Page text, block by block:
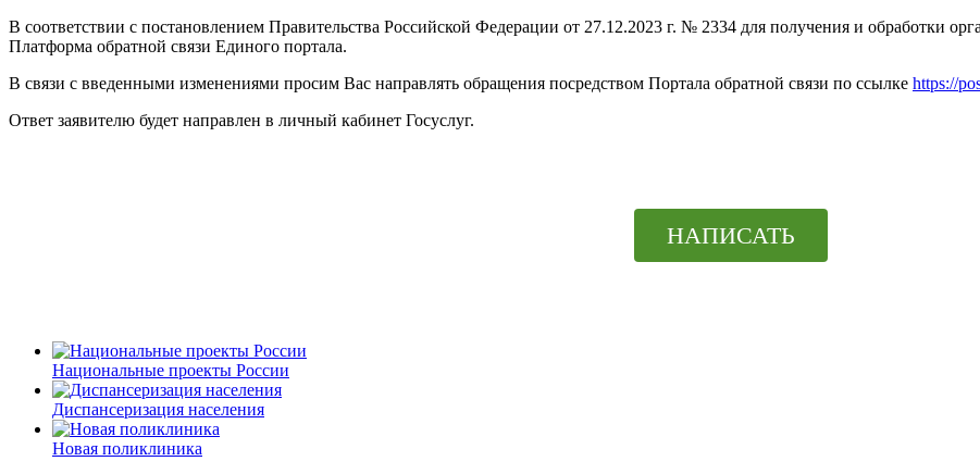
В соответствии с постановлением Правительства Российской Федерации от 27.12.2023 г. № 2334 для получения и обработки
Платформа обратной связи Единого портала.
В связи с введенными изменениями просим Вас направлять обращения посредством Портала обратной связи по ссылке https://
Ответ заявителю будет направлен в личный кабинет Госуслуг.
НАПИСАТЬ
Национальные проекты России
Диспансеризация населения
Новая поликлиника